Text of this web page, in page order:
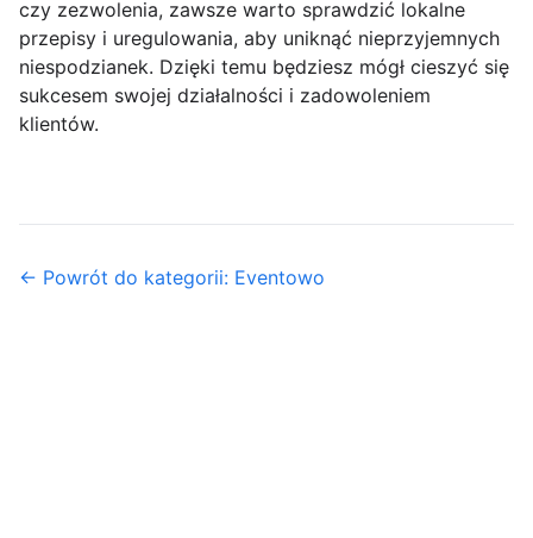
czy zezwolenia, zawsze warto sprawdzić lokalne
przepisy i uregulowania, aby uniknąć nieprzyjemnych
niespodzianek. Dzięki temu będziesz mógł cieszyć się
sukcesem swojej działalności i zadowoleniem
klientów.
← Powrót do kategorii: Eventowo